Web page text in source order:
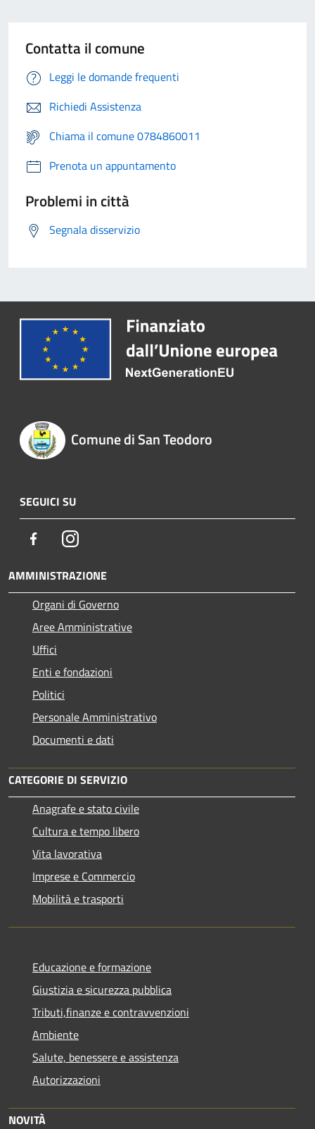
Contatta il comune
Leggi le domande frequenti
Richiedi Assistenza
Chiama il comune 0784860011
Prenota un appuntamento
Problemi in città
Segnala disservizio
Comune di San Teodoro
SEGUICI SU
FacebookInstagram
AMMINISTRAZIONE
Organi di Governo
Aree Amministrative
Uffici
Enti e fondazioni
Politici
Personale Amministrativo
Documenti e dati
CATEGORIE DI SERVIZIO
Anagrafe e stato civile
Cultura e tempo libero
Vita lavorativa
Imprese e Commercio
Mobilità e trasporti
Educazione e formazione
Giustizia e sicurezza pubblica
Tributi,finanze e contravvenzioni
Ambiente
Salute, benessere e assistenza
Autorizzazioni
NOVITÀ